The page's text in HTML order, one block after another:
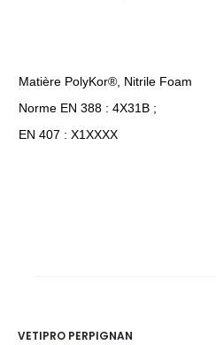
Matière PolyKor®, Nitrile Foam
Norme EN 388 : 4X31B ;
EN 407 : X1XXXX
VETIPRO PERPIGNAN